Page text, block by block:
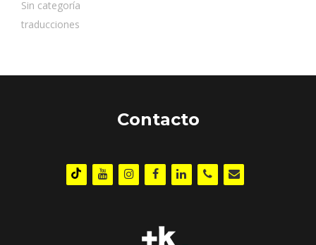
Sin categoría
traducciones
Contacto